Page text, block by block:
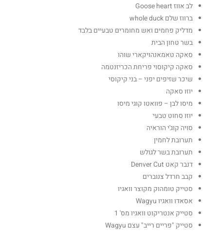
לב אווז Goose heart
ברווז שלם whole duck
מדליק פחמים ואש מחומרים טבעיים בלבד
בשר טחון הבית
סאקה טאמאנהויקארי שוהו
סאקה קיקוסוי פריחת הכריזנטמה
שיכר שזיפים יפני – בני קיקוסי
יוזו סאקה
מיסו לבן – פוואטו קוגי מיסו
יוזו סחוט טבעי
סויה קוג'י הוראיה
תערובת לחמין
תערובת בשר לגולש
דנבר קאט Denver Cut
קבב חרדל צנוברים
סטייק טומהוק מקוצר וואגיו
אסאדו וואגיו Wagyu
סטייק אנטריקוט וואגיו מס' 1
סטייק "פריים רייב" עצם Wagyu